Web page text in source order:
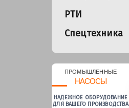
РТИ
Спецтехника
ПРОМЫШЛЕННЫЕ
НАСОСЫ
НАДЕЖНОЕ ОБОРУДОВАНИЕ
ДЛЯ ВАШЕГО ПРОИЗВОДСТВА